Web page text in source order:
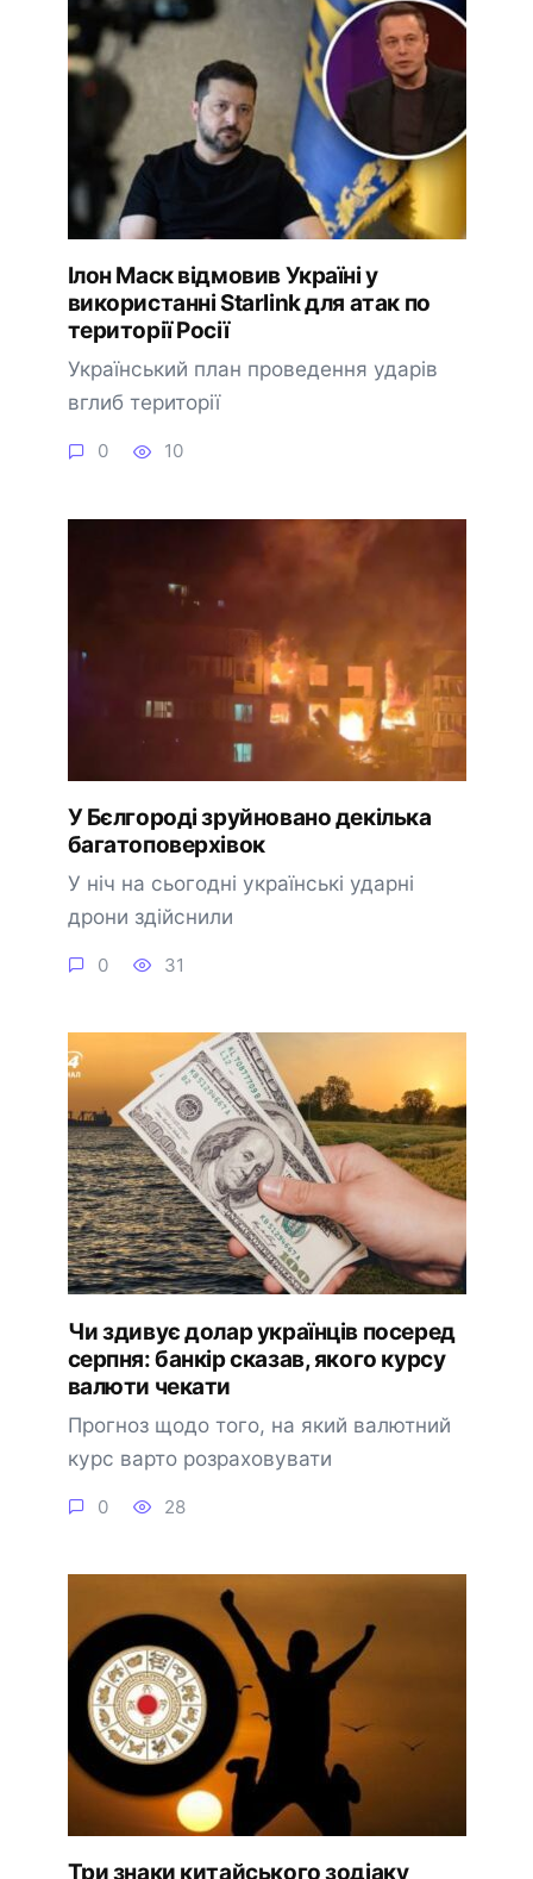
Ілон Маск відмовив Україні у
використанні Starlink для атак по
території Росії
Український план проведення ударів
вглиб території
0 10
У Бєлгороді зруйновано декілька
багатоповерхівок
У ніч на сьогодні українські ударні
дрони здійснили
0 31
Чи здивує долар українців посеред
серпня: банкір сказав, якого курсу
валюти чекати
Прогноз щодо того, на який валютний
курс варто розраховувати
0 28
Три знаки китайського зодіаку